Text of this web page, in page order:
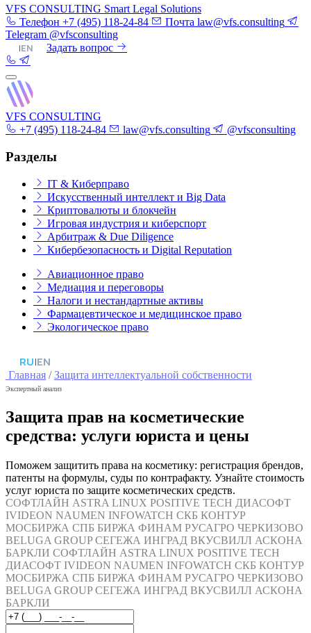
VFS CONSULTING Smart Legal Solutions
Телефон +7 (495) 118-24-84 Почта law@vfs.consulting
Telegram @vfsconsulting
|EN Задать вопрос
VFS CONSULTING
+7 (495) 118-24-84
law@vfs.consulting @vfsconsulting
Разделы
IT & Киберправо
Искусственный интеллект и Big Data
Криптовалюты и блокчейн
Игровая индустрия и киберспорт
Арбитраж & Due Diligence
Кибербезопасность и Digital Reputation
Авиационное право
Медиация и переговоры
Налоги и нестандартные активы
Фармацевтическое и медицинское право
Экологическое право
RU|EN
Главная /Защита интеллектуальной собственности
Экспертный анализ
Защита прав на косметические
средства: услуги юриста и цены
Поможем защитить права на косметику: регистрация брендов,
патенты на формулы, суды по контрафакту. Узнайте стоимость
услуг юриста по защите косметических средств.
СОФТЛАЙН ASTRA LINUX POSITIVE TECH ДИАСОФТ
IVIDEON NAUMEN INFOWATCH СКБ КОНТУР
МОСБИРЖА СПБ БИРЖА ФИНАМ РУСАГРО ЧЕРКИЗОВО
BELUGA GROUP СЕГЕЖА ИНГРАД ВКУСВИЛЛ АСКОНА
БАРКЛИ СОФТЛАЙН ASTRA LINUX POSITIVE TECH
ДИАСОФТ IVIDEON NAUMEN INFOWATCH СКБ КОНТУР
МОСБИРЖА СПБ БИРЖА ФИНАМ РУСАГРО ЧЕРКИЗОВО
BELUGA GROUP СЕГЕЖА ИНГРАД ВКУСВИЛЛ АСКОНА
БАРКЛИ